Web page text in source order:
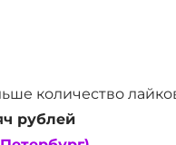
количество
рублей